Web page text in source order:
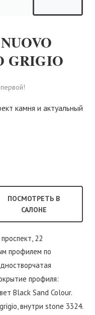
GRIGIO
камня и актуальный
ПОСМОТРЕТЬ В
САЛОНЕ
22
профилем по
профиля:
Black Sand Colour.
внутри stone 3324.